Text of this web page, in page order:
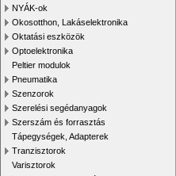
NYÁK-ok
Okosotthon, Lakáselektronika
Oktatási eszközök
Optoelektronika
Peltier modulok
Pneumatika
Szenzorok
Szerelési segédanyagok
Szerszám és forrasztás
Tápegységek, Adapterek
Tranzisztorok
Varisztorok